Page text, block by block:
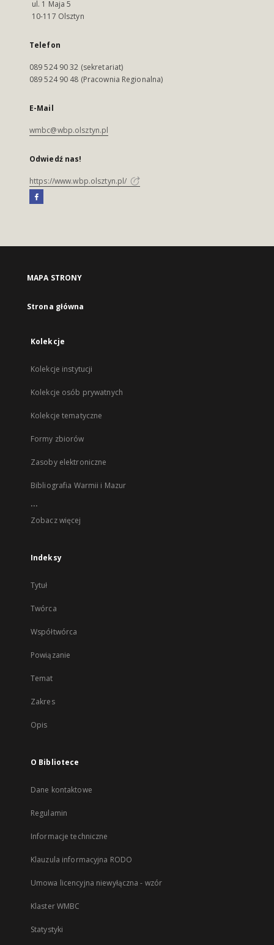
ul. 1 Maja 5
10-117 Olsztyn
Telefon
089 524 90 32 (sekretariat)
089 524 90 48 (Pracownia Regionalna)
E-Mail
wmbc@wbp.olsztyn.pl
Odwiedź nas!
https://www.wbp.olsztyn.pl/
MAPA STRONY
Strona główna
Kolekcje
Kolekcje instytucji
Kolekcje osób prywatnych
Kolekcje tematyczne
Formy zbiorów
Zasoby elektroniczne
Bibliografia Warmii i Mazur
...
Zobacz więcej
Indeksy
Tytuł
Twórca
Współtwórca
Powiązanie
Temat
Zakres
Opis
O Bibliotece
Dane kontaktowe
Regulamin
Informacje techniczne
Klauzula informacyjna RODO
Umowa licencyjna niewyłączna - wzór
Klaster WMBC
Statystyki